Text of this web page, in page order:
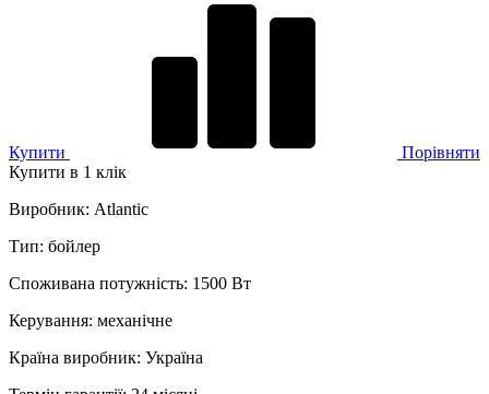
Купити
Порівняти
Купити в 1 клік
Виробник: Atlantic
Тип: бойлер
Споживана потужність: 1500 Вт
Керування: механічне
Країна виробник: Україна